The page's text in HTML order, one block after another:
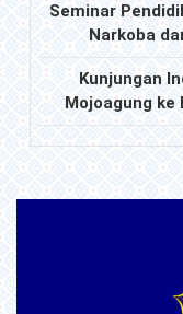
Seminar
Narkoba
Kunjungan
Mojoagung ke